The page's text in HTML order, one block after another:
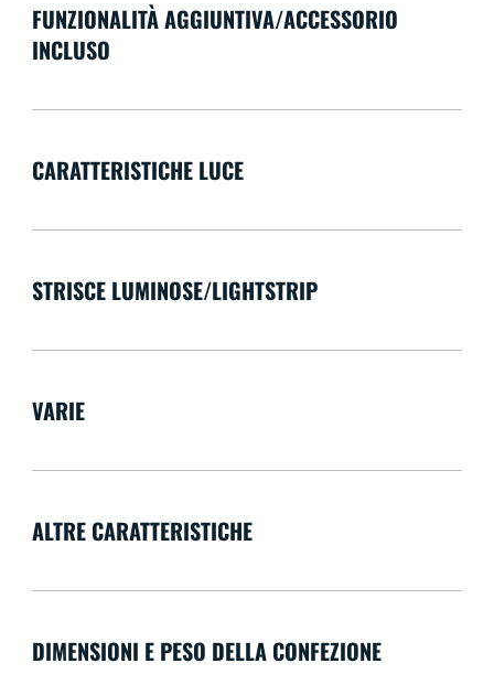
FUNZIONALITÀ AGGIUNTIVA/ACCESSORIO
INCLUSO
CARATTERISTICHE LUCE
STRISCE LUMINOSE/LIGHTSTRIP
VARIE
ALTRE CARATTERISTICHE
DIMENSIONI E PESO DELLA CONFEZIONE